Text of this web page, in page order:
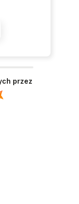
przez